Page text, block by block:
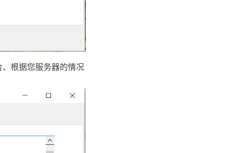
根据您服务器的情况